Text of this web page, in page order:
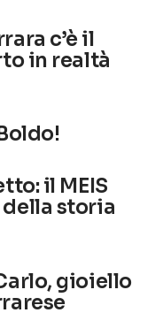
c’è il
in realtà
il MEIS
storia
gioiello